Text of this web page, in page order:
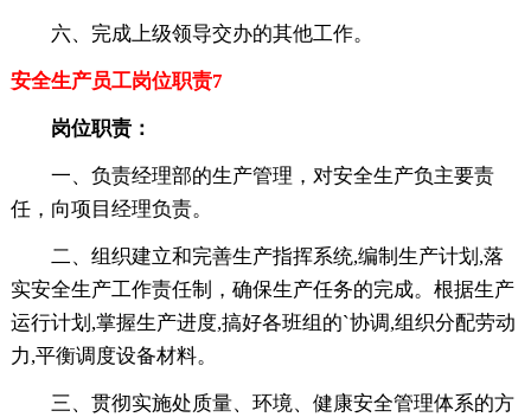
六、完成上级领导交办的其他工作。
安全生产员工岗位职责7
岗位职责：
一、负责经理部的生产管理，对安全生产负主要责
任，向项目经理负责。
二、组织建立和完善生产指挥系统,编制生产计划,落
实安全生产工作责任制，确保生产任务的完成。根据生产
运行计划,掌握生产进度,搞好各班组的`协调,组织分配劳动
力,平衡调度设备材料。
三、贯彻实施处质量、环境、健康安全管理体系的方